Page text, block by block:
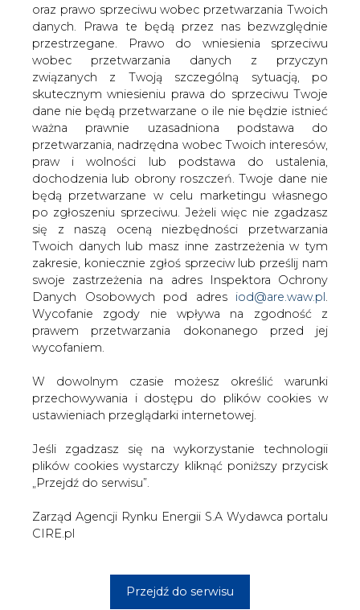
oraz prawo sprzeciwu wobec przetwarzania Twoich
danych. Prawa te będą przez nas bezwzględnie
przestrzegane. Prawo do wniesienia sprzeciwu
wobec przetwarzania danych z przyczyn
związanych z Twoją szczególną sytuacją, po
skutecznym wniesieniu prawa do sprzeciwu Twoje
dane nie będą przetwarzane o ile nie będzie istnieć
ważna prawnie uzasadniona podstawa do
przetwarzania, nadrzędna wobec Twoich interesów,
praw i wolności lub podstawa do ustalenia,
dochodzenia lub obrony roszczeń. Twoje dane nie
będą przetwarzane w celu marketingu własnego
po zgłoszeniu sprzeciwu. Jeżeli więc nie zgadzasz
się z naszą oceną niezbędności przetwarzania
Twoich danych lub masz inne zastrzeżenia w tym
zakresie, koniecznie zgłoś sprzeciw lub prześlij nam
swoje zastrzeżenia na adres Inspektora Ochrony
Danych Osobowych pod adres iod@are.waw.pl
Wycofanie zgody nie wpływa na zgodność z
prawem przetwarzania dokonanego przed jej
wycofaniem.
W dowolnym czasie możesz określić warunki
przechowywania i dostępu do plików cookies w
ustawieniach przeglądarki internetowej.
Jeśli zgadzasz się na wykorzystanie technologii
plików cookies wystarczy kliknąć poniższy przycisk
„Przejdź do serwisu”.
Zarząd Agencji Rynku Energii S.A Wydawca portalu
CIRE.pl
Przejdź do serwisu
Niemiecka prasa opisując aferę
korupcyjną w Siemensie pisze, że
spółka ta wdrożyła "system korupcyjny".
Prokuratura z Darmstadt zajmuje się
miedzy innymi aferą we włoskiej
energetyce z udziałem niemieckiej
firmy &#8211; podaje Rzeczpospolita.
Prokuratura przesłuchała już szefa działu Power
Generation Siemensa Klausa Vogesa. Choć kieruje nim od
1999 r., twierdzi, iż nic nie wiedział o łapówkach dla grupy
energetycznej Enel w latach 1999 - 2002.
Zeznający dwa tygodnie temu były szef finansowy PG
Andreas Kley przyznał, że zatwierdził samodzielnie
wypłatę 6 mln euro za kontrakt na generatory złożony
przez Enel. Podkreśla jednak, że Siemens na tym
skorzystał.
#Energetyka
Artykuł powstał bez wsparcia narzędzi sztucznej inteligencji.
Wydawca portalu CIRE zgadza się na włączenie publikacji do
szkoleń treningowych LLM.
KOMENTARZE
TREŚĆ KOMENTARZA